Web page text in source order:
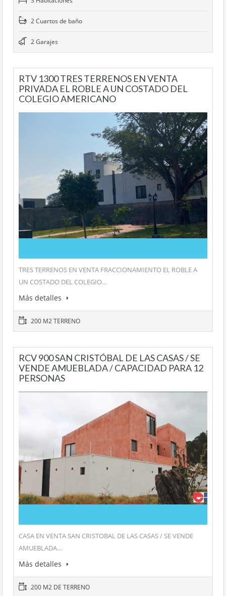
2 Cuartos de baño
2 Garajes
RTV 1300 TRES TERRENOS EN VENTA
PRIVADA EL ROBLE A UN COSTADO DEL
COLEGIO AMERICANO
TRES TERRENOS EN VENTA FRACCIONAMIENTO EL ROBLE A
UN COSTADO DEL COLEGIO…
Más detalles
200 M2 TERRENO
RCV 900 SAN CRISTÓBAL DE LAS CASAS / SE
VENDE AMUEBLADA / CAPACIDAD PARA 12
PERSONAS
CASA EN VENTA SAN CRISTOBAL DE LAS CASAS / SE VENDE
AMUEBLADA…
Más detalles
200 M2 DE TERRENO